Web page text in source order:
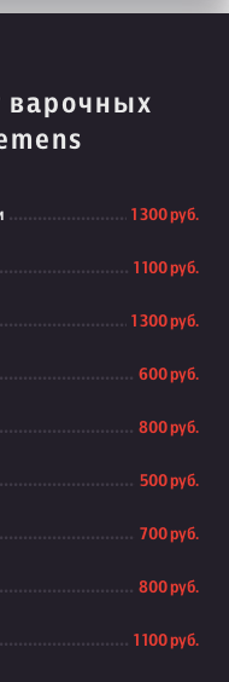
варочных
1 300 руб.
1 100 руб.
1 300 руб.
600 руб.
800 руб.
500 руб.
700 руб.
800 руб.
1 100 руб.